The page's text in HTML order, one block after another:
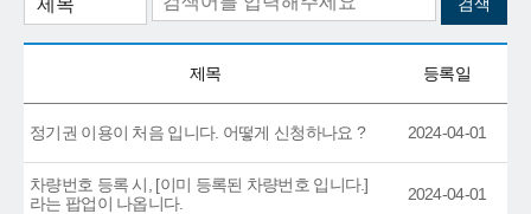
제목 등록일
정기권 이용이 처음 입니다. 어떻게 신청하나요 ? 2024-04-01
차량번호 등록 시, [이미 등록된 차량번호 입니다.]
라는 팝업이 나옵니다.
2024-04-01